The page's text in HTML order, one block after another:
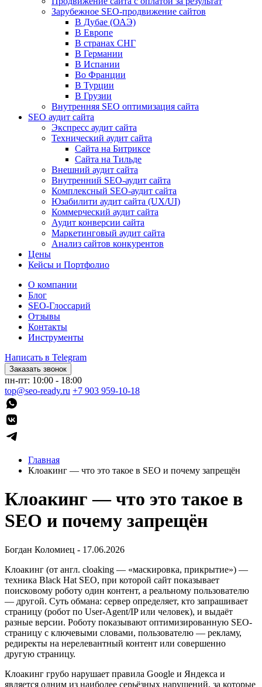
Зарубежное SEO-продвижение сайтов
В Дубае (ОАЭ)
В Европе
В странах СНГ
В Германии
В Испании
Во Франции
В Турции
В Грузии
Внутренняя SEO оптимизация сайта
SEO аудит сайта
Экспресс аудит сайта
Технический аудит сайта
Сайта на Битриксе
Сайта на Тильде
Внешний аудит сайта
Внутренний SEO-аудит сайта
Комплексный SEO-аудит сайта
Юзабилити аудит сайта (UX/UI)
Коммерческий аудит сайта
Аудит конверсии сайта
Маркетинговый аудит сайта
Анализ сайтов конкурентов
Цены
Кейсы и Портфолио
О компании
Блог
SEO-Глоссарий
Отзывы
Контакты
Инструменты
Написать в Telegram
Заказать звонок
пн-пт: 10:00 - 18:00
top@seo-ready.ru +7 903 959-10-18
Главная
Клоакинг — что это такое в SEO и почему запрещён
Клоакинг — что это такое в
SEO и почему запрещён
Богдан Коломиец - 17.06.2026
Клоакинг (от англ. cloaking — «маскировка, прикрытие») —
техника Black Hat SEO, при которой сайт показывает
поисковому роботу один контент, а реальному пользователю
— другой. Суть обмана: сервер определяет, кто запрашивает
страницу (робот по User-Agent/IP или человек), и выдаёт
разные версии. Роботу показывают оптимизированную SEO-
страницу с ключевыми словами, пользователю — рекламу,
редиректы на нерелевантный контент или совершенно
другую страницу.
Клоакинг грубо нарушает правила Google и Яндекса и
является одним из наиболее серьёзных нарушений, за которые